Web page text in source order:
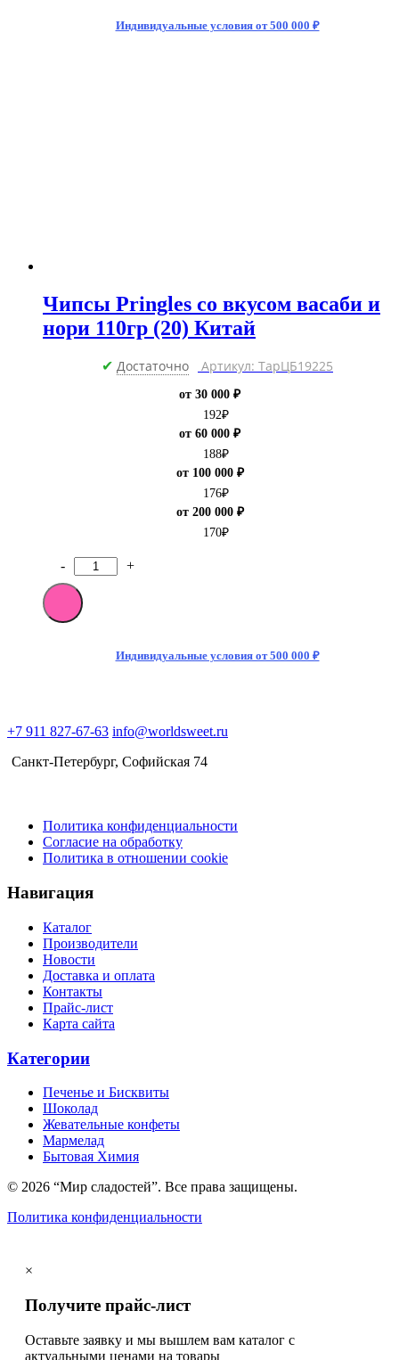
Индивидуальные условия от 500 000 ₽
Чипсы Pringles со вкусом васаби и
нори 110гр (20) Китай
✔ Достаточно Артикул: ТарЦБ19225
от 30 000 ₽
192₽
от 60 000 ₽
188₽
от 100 000 ₽
176₽
от 200 000 ₽
170₽
Количество
товара
Чипсы
Pringles
(20)
- +
Индивидуальные условия от 500 000 ₽
+7 911 827-67-63 info@worldsweet.ru
Санкт-Петербург​, Софийская 74
Политика конфиденциальности
Согласие на обработку
Политика в отношении cookie
Навигация
Каталог
Производители
Новости
Доставка и оплата
Контакты
Прайс-лист
Карта сайта
Категории
Печенье и Бисквиты
Шоколад
Жевательные конфеты
Мармелад
Бытовая Химия
© 2026 “Мир сладостей”. Все права защищены.
Политика конфиденциальности
×
Получите прайс-лист
Оставьте заявку и мы вышлем вам каталог с
актуальными ценами на товары